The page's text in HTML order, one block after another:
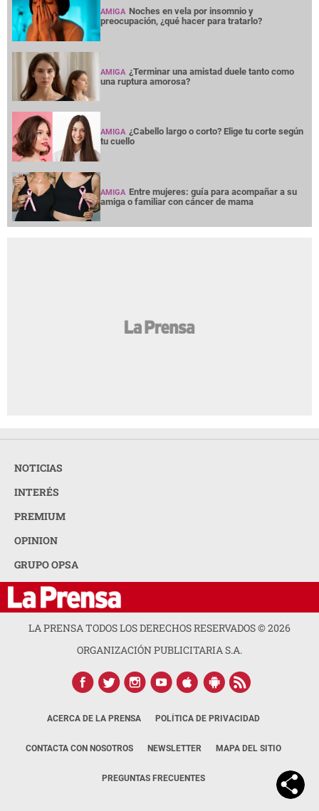
AMIGA Noches en vela por insomnio y
preocupación, ¿qué hacer para tratarlo?
AMIGA ¿Terminar una amistad duele tanto como
una ruptura amorosa?
AMIGA ¿Cabello largo o corto? Elige tu corte según
tu cuello
AMIGA Entre mujeres: guía para acompañar a su
amiga o familiar con cáncer de mama
NOTICIAS
INTERÉS
PREMIUM
OPINION
GRUPO OPSA
LA PRENSA TODOS LOS DERECHOS RESERVADOS ©2026
ORGANIZACIÓN PUBLICITARIA S.A.
ACERCA DE LA PRENSA POLÍTICA DE PRIVACIDAD
CONTACTA CON NOSOTROS NEWSLETTER MAPA DEL SITIO
PREGUNTAS FRECUENTES